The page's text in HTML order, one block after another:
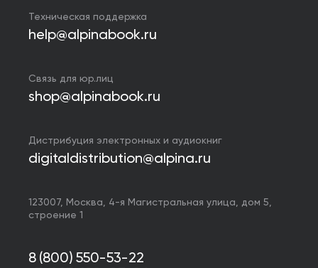
Техническая поддержка
help@alpinabook.ru
Связь для юр.лиц
shop@alpinabook.ru
Дистрибуция электронных и аудиокниг
digitaldistribution@alpina.ru
123007, Москва, 4-я Магистральная улица, дом 5,
строение 1
8 (800) 550-53-22